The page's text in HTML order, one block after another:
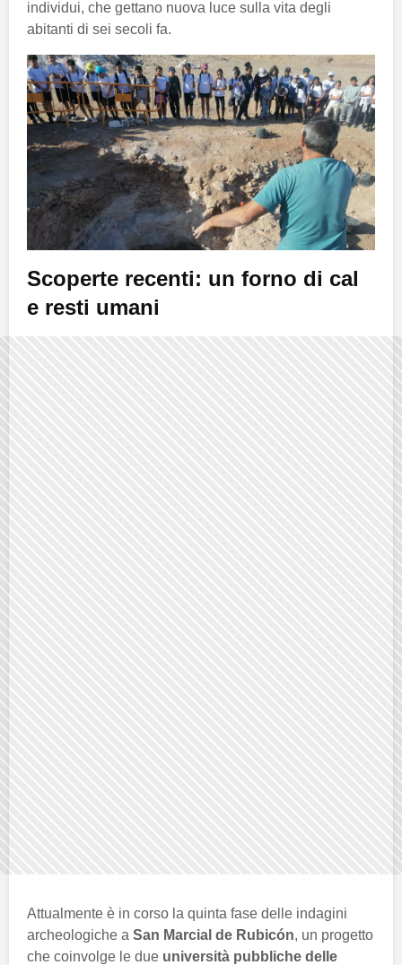
individui, che gettano nuova luce sulla vita degli
abitanti di sei secoli fa.
Scoperte recenti: un forno di cal
e resti umani
Attualmente è in corso la quinta fase delle indagini
archeologiche a San Marcial de Rubicón, un progetto
che coinvolge le due università pubbliche delle